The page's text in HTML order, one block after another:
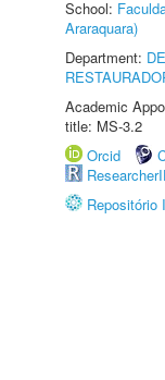
School:
Araraquara)
Department:
Academic
title: MS-3.2
Orcid
Repositório